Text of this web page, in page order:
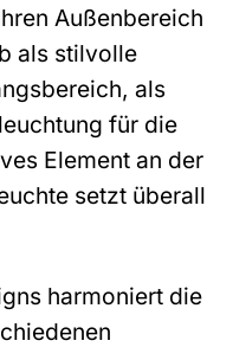
Außenbereich
als stilvolle
als
für die
Element an der
setzt überall
harmoniert die